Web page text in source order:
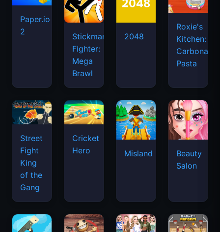
Paper.io
2
Stickman
Fighter:
Mega
Brawl
2048
Roxie's
Kitchen:
Carbonara
Pasta
Street
Fight
King
of the
Gang
Cricket
Hero
Misland
Beauty
Salon